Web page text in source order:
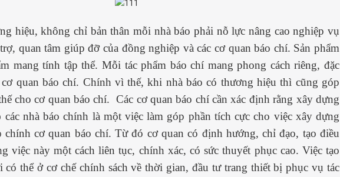
hiệu, không chỉ bản thân mỗi nhà báo phải nỗ lực nâng cao nghiệp vụ
quan tâm giúp đỡ của đồng nghiệp và các cơ quan báo chí. Sản phẩm
mang tính tập thể. Mỗi tác phẩm báo chí mang phong cách riêng, đặc
quan báo chí. Chính vì thế, khi nhà báo có thương hiệu thì cũng góp
cho cơ quan báo chí. Các cơ quan báo chí cần xác định rằng xây dựng
nhà báo chính là một việc làm góp phần tích cực cho việc xây dựng
cơ quan báo chí. Từ đó cơ quan có định hướng, chỉ đạo, tạo điều
việc này một cách liên tục, chính xác, có sức thuyết phục cao. Việc tạo
có thể ở cơ chế chính sách về thời gian, đầu tư trang thiết bị phục vụ tác